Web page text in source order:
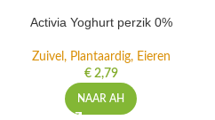
Activia Yoghurt perzik 0%
Zuivel, Plantaardig, Eieren
€2,79
NAAR AH